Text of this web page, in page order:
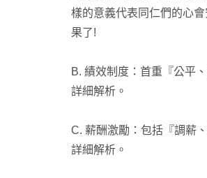
樣的意義代表同仁們的心
果了!
B. 績效制度：首重『公平
詳細解析。
C. 薪酬激勵：包括『調薪
詳細解析。